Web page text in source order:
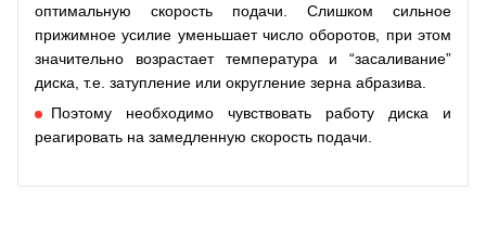
оптимальную скорость подачи. Слишком сильное
прижимное усилие уменьшает число оборотов, при этом
значительно возрастает температура и “засаливание”
диска, т.е. затупление или округление зерна абразива.
Поэтому необходимо чувствовать работу диска и
реагировать на замедленную скорость подачи.